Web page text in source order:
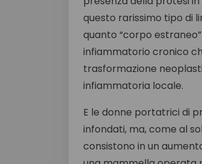
questo rarissimo tipo di
quanto “corpo
infiammatorio cronico
trasformazione
infiammatoria locale.
E le donne portatrici di
infondati, ma, come al
consistono in un